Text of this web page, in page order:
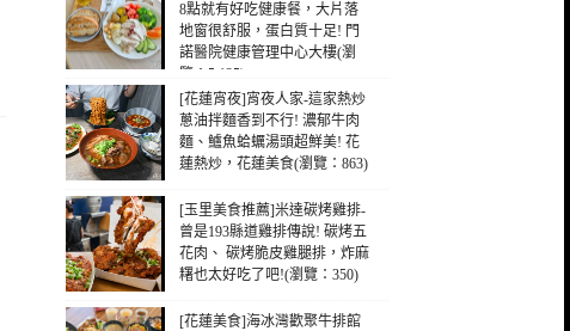
8點就有好吃健康餐，大片落
地窗很舒服，蛋白質十足! 門
諾醫院健康管理中心大樓(瀏
覽：5,125)
[花蓮宵夜]宵夜人家-這家熱炒
蔥油拌麵香到不行! 濃郁牛肉
麵、鱸魚蛤蠣湯頭超鮮美! 花
蓮熱炒，花蓮美食(瀏覽：863)
[玉里美食推薦]米達碳烤雞排-
曾是193縣道雞排傳說! 碳烤五
花肉、 碳烤脆皮雞腿排，炸麻
糬也太好吃了吧!(瀏覽：350)
[花蓮美食]海冰灣歡聚牛排館